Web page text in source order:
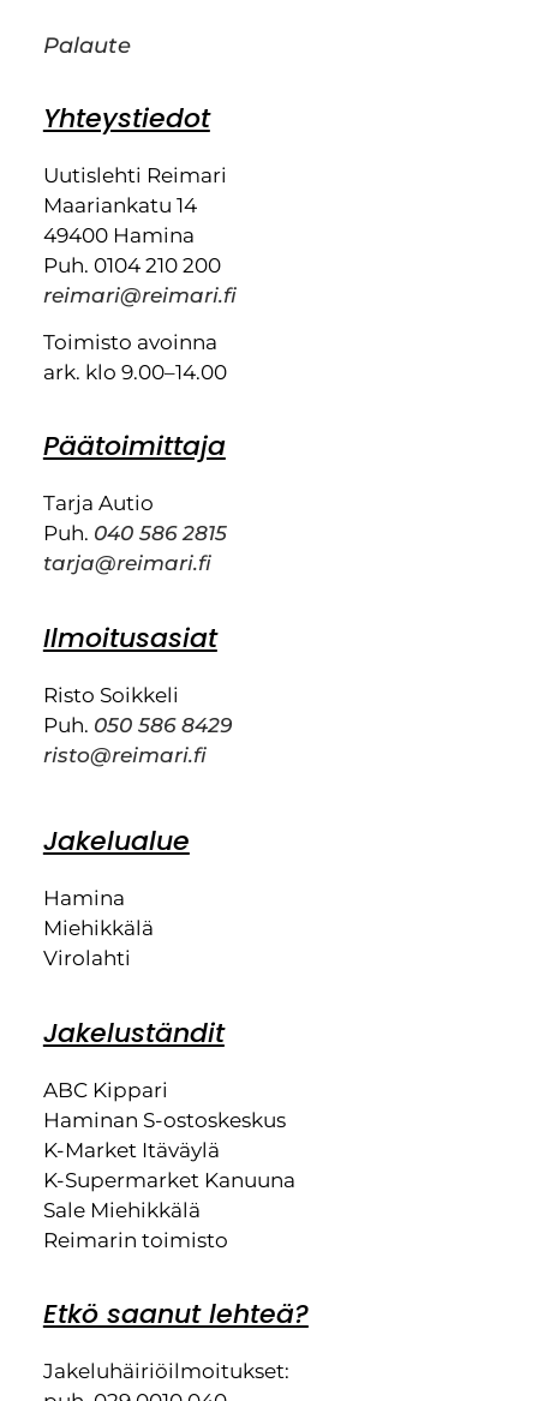
Palaute
Yhteystiedot
Uutislehti Reimari
Maariankatu 14
49400 Hamina
Puh. 0104 210 200
reimari@reimari.fi
Toimisto avoinna
ark. klo 9.00–14.00
Päätoimittaja
Tarja Autio
Puh. 040 586 2815
tarja@reimari.fi
Ilmoitusasiat
Risto Soikkeli
Puh. 050 586 8429
risto@reimari.fi
Jakelualue
Hamina
Miehikkälä
Virolahti
Jakeluständit
ABC Kippari
Haminan S-ostoskeskus
K-Market Itäväylä
K-Supermarket Kanuuna
Sale Miehikkälä
Reimarin toimisto
Etkö saanut lehteä?
Jakeluhäiriöilmoitukset: